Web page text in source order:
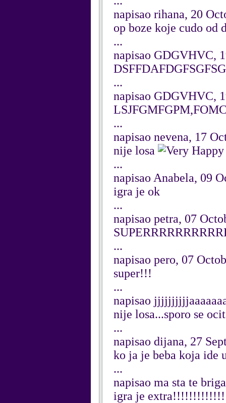
napisao rihana, 20
op boze koje cudo od
...
napisao GDGVHVC,
...
napisao GDGVHVC,
...
napisao nevena, 17
nije losa
...
napisao Anabela, 09
igra je ok
...
napisao petra, 07
...
napisao pero, 07
super!!!
...
napisao
nije losa...sporo se
...
napisao dijana, 27
ko ja je beba koja ide
...
napisao ma sta te
igra je